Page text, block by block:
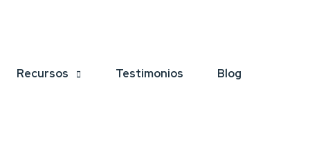
Recursos Testimonios Blog